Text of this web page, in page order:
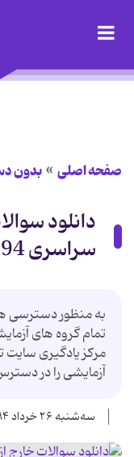
صفحه اصلی بدون
دانلود
سراسری 94
به منظور دسترسی
تمام گروه های
مرکز یادگیری سایت
آزمایشی را در
سه‌شنبه ۲۶ خرداد ۱۳۹۴ - ۰۰:۰۰